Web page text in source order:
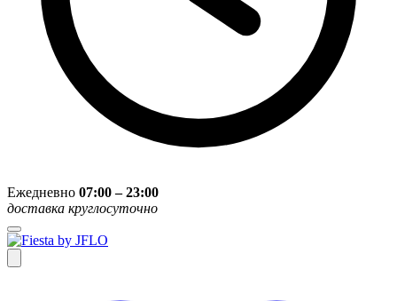
Ежедневно 07:00 – 23:00
доставка круглосуточно